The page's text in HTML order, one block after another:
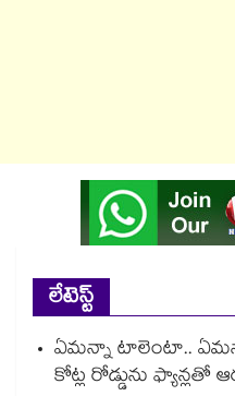
లేటెస్ట్
ఏమన్నా టాలెంటా..
కోట్ల రోడ్డును ఫ్యాన్లతో